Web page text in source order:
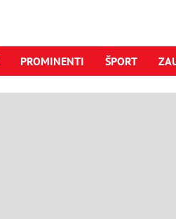
PROMINENTI ŠPORT